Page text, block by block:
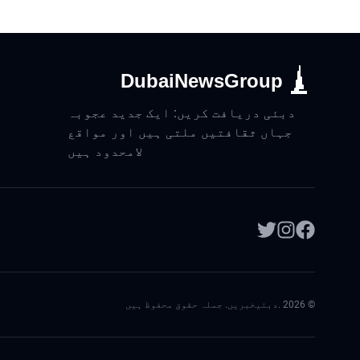
DubaiNewsGroup
دبئی دریافت کریں: ایک جدید عجوبہ
جہاں ثقافتیں ملتی ہیں اور مواقع
لامحدود ہیں
©
2026 .دبئیخبریں. جملہ حقوق محفوظ ہیں